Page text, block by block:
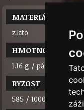
MATERIÁL
zlato
HMOTNOST
1.16 g / pár
RYZOST
585 / 1000 (14 karátů)